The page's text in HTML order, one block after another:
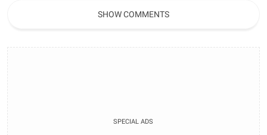
SHOW COMMENTS
SPECIAL ADS